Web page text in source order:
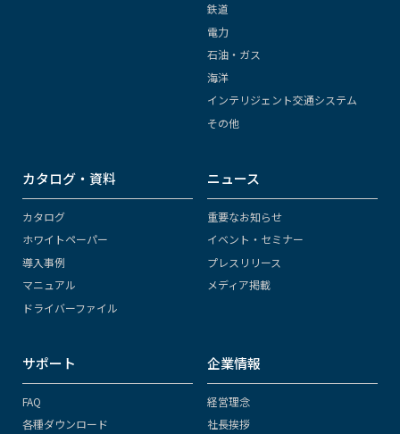
鉄道
電力
石油・ガス
海洋
インテリジェント交通システム
その他
カタログ・資料
カタログ
ホワイトペーパー
導入事例
マニュアル
ドライバーファイル
ニュース
重要なお知らせ
イベント・セミナー
プレスリリース
メディア掲載
サポート
FAQ
各種ダウンロード
企業情報
経営理念
社長挨拶